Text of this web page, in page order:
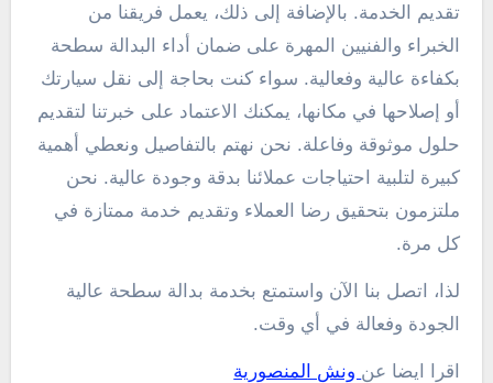
تقديم الخدمة. بالإضافة إلى ذلك، يعمل فريقنا من
الخبراء والفنيين المهرة على ضمان أداء البدالة سطحة
بكفاءة عالية وفعالية. سواء كنت بحاجة إلى نقل سيارتك
أو إصلاحها في مكانها، يمكنك الاعتماد على خبرتنا لتقديم
حلول موثوقة وفاعلة. نحن نهتم بالتفاصيل ونعطي أهمية
كبيرة لتلبية احتياجات عملائنا بدقة وجودة عالية. نحن
ملتزمون بتحقيق رضا العملاء وتقديم خدمة ممتازة في
كل مرة.
لذا، اتصل بنا الآن واستمتع بخدمة بدالة سطحة عالية
الجودة وفعالة في أي وقت.
اقرا ايضا عن ونش المنصورية